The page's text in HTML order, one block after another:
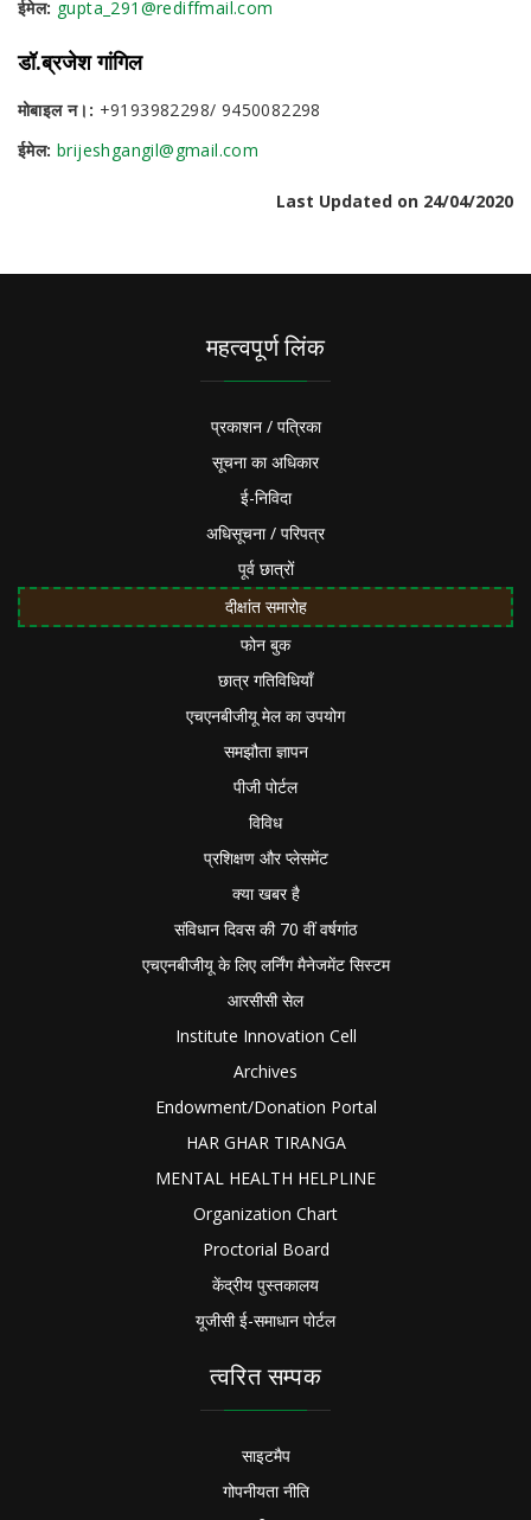
ईमेल: gupta_291@rediffmail.com
डॉ.ब्रजेश गांगिल
मोबाइल न।: +9193982298/ 9450082298
ईमेल: brijeshgangil@gmail.com
Last Updated on 24/04/2020
महत्वपूर्ण लिंक
प्रकाशन / पत्रिका
सूचना का अधिकार
ई-निविदा
अधिसूचना / परिपत्र
पूर्व छात्रों
दीक्षांत समारोह
फोन बुक
छात्र गतिविधियाँ
एचएनबीजीयू मेल का उपयोग
समझौता ज्ञापन
पीजी पोर्टल
विविध
प्रशिक्षण और प्लेसमेंट
क्या खबर है
संविधान दिवस की 70 वीं वर्षगांठ
एचएनबीजीयू के लिए लर्निंग मैनेजमेंट सिस्टम
आरसीसी सेल
Institute Innovation Cell
Archives
Endowment/Donation Portal
HAR GHAR TIRANGA
MENTAL HEALTH HELPLINE
Organization Chart
Proctorial Board
केंद्रीय पुस्तकालय
यूजीसी ई-समाधान पोर्टल
त्वरित सम्पक
साइटमैप
गोपनीयता नीति